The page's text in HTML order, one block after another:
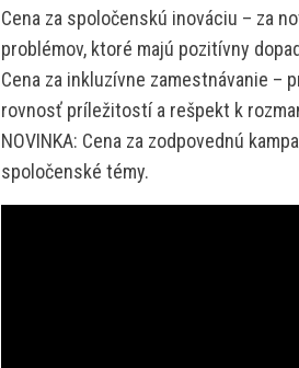
Cena za spoločenskú inováciu – za
problémov, ktoré majú pozitívny
Cena za inkluzívne zamestnávanie –
rovnosť príležitostí a rešpekt k
NOVINKA: Cena za zodpovednú
spoločenské témy.